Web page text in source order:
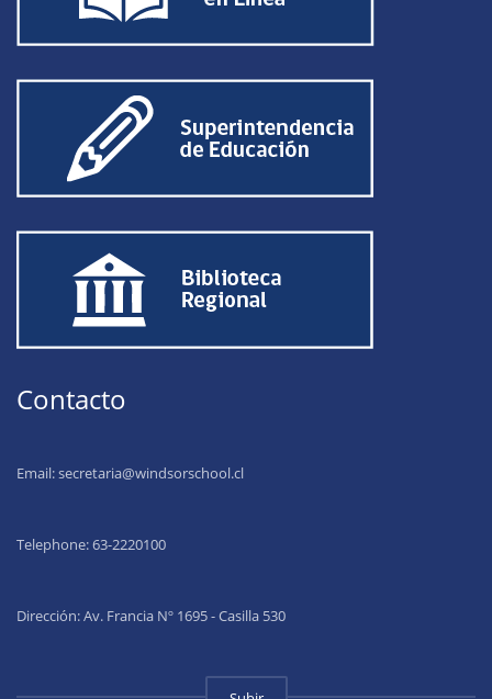
Contacto
Email:secretaria@windsorschool.cl
Telephone: 63-2220100
Dirección: Av. Francia Nº 1695 - Casilla 530